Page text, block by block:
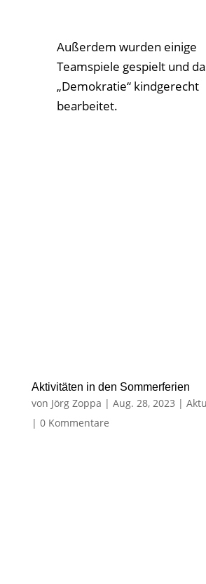
Außerdem wurden einige
Teamspiele gespielt und
„Demokratie“ kindgerecht
bearbeitet.
Aktivitäten in den Sommerferien
von Jörg Zoppa | Aug. 28, 2023 |
| 0 Kommentare